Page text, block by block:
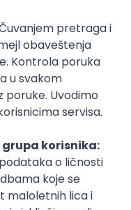
elektrotehnika